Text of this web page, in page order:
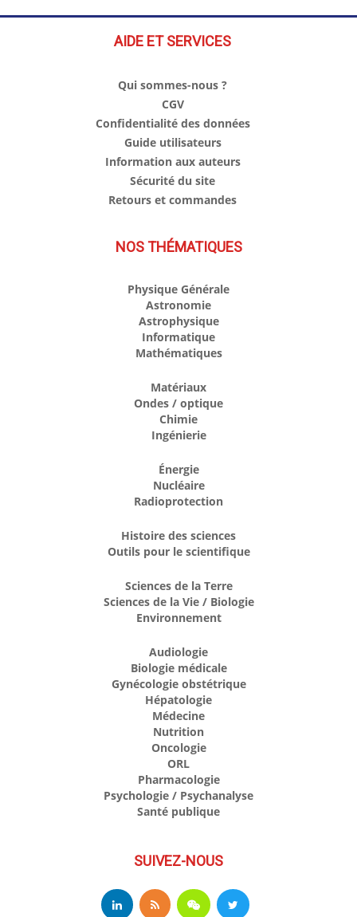
AIDE ET SERVICES
Qui sommes-nous ?
CGV
Confidentialité des données
Guide utilisateurs
Information aux auteurs
Sécurité du site
Retours et commandes
NOS THÉMATIQUES
Physique Générale
Astronomie
Astrophysique
Informatique
Mathématiques
Matériaux
Ondes / optique
Chimie
Ingénierie
Énergie
Nucléaire
Radioprotection
Histoire des sciences
Outils pour le scientifique
Sciences de la Terre
Sciences de la Vie / Biologie
Environnement
Audiologie
Biologie médicale
Gynécologie obstétrique
Hépatologie
Médecine
Nutrition
Oncologie
ORL
Pharmacologie
Psychologie / Psychanalyse
Santé publique
SUIVEZ-NOUS